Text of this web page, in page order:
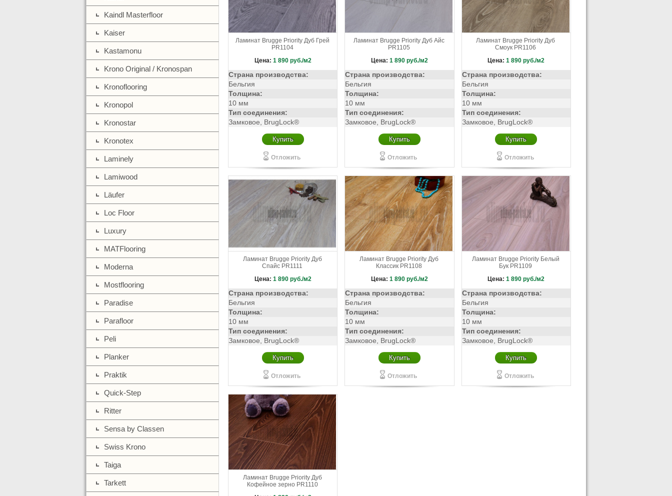
Kaindl Masterfloor
Kaiser
Kastamonu
Krono Original / Kronospan
Kronoflooring
Kronopol
Kronostar
Kronotex
Laminely
Lamiwood
Läufer
Loc Floor
Luxury
MATFlooring
Moderna
Mostflooring
Paradise
Parafloor
Peli
Planker
Praktik
Quick-Step
Ritter
Sensa by Classen
Swiss Krono
Taiga
Tarkett
Ламинат Brugge Priority Дуб Грей
PR1104
Цена: 1 890 руб./м2
Страна производства:
Бельгия
Толщина:
10 мм
Тип соединения:
Замковое, BrugLock®
Купить
Отложить
Ламинат Brugge Priority Дуб Айс
PR1105
Цена: 1 890 руб./м2
Страна производства:
Бельгия
Толщина:
10 мм
Тип соединения:
Замковое, BrugLock®
Купить
Отложить
Ламинат Brugge Priority Дуб
Смоук PR1106
Цена: 1 890руб./м2
Страна производства:
Бельгия
Толщина:
10 мм
Тип соединения:
Замковое, BrugLock®
Купить
Отложить
Ламинат Brugge Priority Дуб
Спайс PR1111
Цена: 1 890 руб./м2
Страна производства:
Бельгия
Толщина:
10 мм
Тип соединения:
Замковое, BrugLock®
Купить
Отложить
Ламинат Brugge Priority Дуб
Классик PR1108
Цена: 1 890 руб./м2
Страна производства:
Бельгия
Толщина:
10 мм
Тип соединения:
Замковое, BrugLock®
Купить
Отложить
Ламинат Brugge Priority Белый
Бук PR1109
Цена: 1 890руб./м2
Страна производства:
Бельгия
Толщина:
10 мм
Тип соединения:
Замковое, BrugLock®
Купить
Отложить
Ламинат Brugge Priority Дуб
Кофейное зерно PR1110